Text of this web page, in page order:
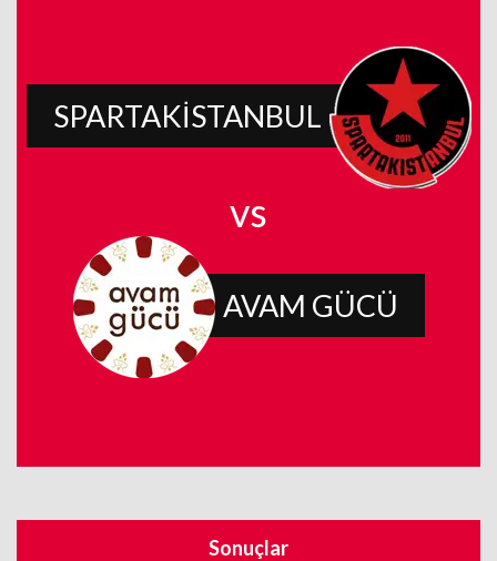
SPARTAKİSTANBUL
vs
AVAM GÜCÜ
Sonuçlar